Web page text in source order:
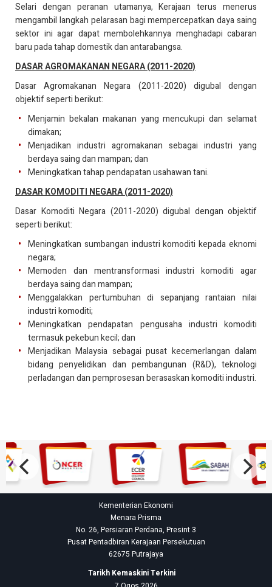
Selari dengan peranan utamanya, Kerajaan terus menerus
mengambil langkah pelarasan bagi mempercepatkan daya saing
sektor ini agar dapat membolehkannya menghadapi cabaran
baru pada tahap domestik dan antarabangsa.
DASAR AGROMAKANAN NEGARA (2011-2020)
Dasar Agromakanan Negara (2011-2020) digubal dengan
objektif seperti berikut:
Menjamin bekalan makanan yang mencukupi dan selamat
dimakan;
Menjadikan industri agromakanan sebagai industri yang
berdaya saing dan mampan; dan
Meningkatkan tahap pendapatan usahawan tani.
DASAR KOMODITI NEGARA (2011-2020)
Dasar Komoditi Negara (2011-2020) digubal dengan objektif
seperti berikut:
Meningkatkan sumbangan industri komoditi kepada eknomi
negara;
Memoden dan mentransformasi industri komoditi agar
berdaya saing dan mampan;
Menggalakkan pertumbuhan di sepanjang rantaian nilai
industri komoditi;
Meningkatkan pendapatan pengusaha industri komoditi
termasuk pekebun kecil; dan
Menjadikan Malaysia sebagai pusat kecemerlangan dalam
bidang penyelidikan dan pembangunan (R&D), teknologi
perladangan dan pemprosesan berasaskan komoditi industri.
Kementerian Ekonomi
Menara Prisma
No. 26, Persiaran Perdana, Presint 3
Pusat Pentadbiran Kerajaan Persekutuan
62675 Putrajaya
Tarikh Kemaskini Terkini